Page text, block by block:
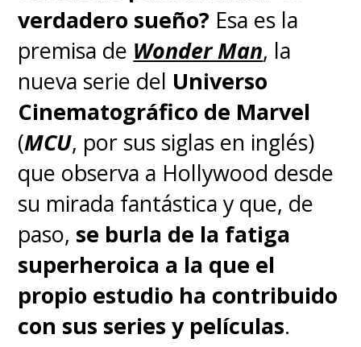
Esto es un nuevo comienzo
para la saga y que nos hará
olvidar el desastre que fue la
primera visita del xenomorfo
a la Tierra conAliens vs.
Predator: Requiem.
Acá tienen el tráiler con doblaje,
para que todos puedan
disfrutarlo.
verdadero sueño? Esa es la
premisa de Wonder Man, la
nueva serie del Universo
Cinematográfico de Marvel
(MCU, por sus siglas en inglés)
que observa a Hollywood desde
su mirada fantástica y que, de
paso, se burla de la fatiga
superheroica a la que el
propio estudio ha contribuido
con sus series y películas.